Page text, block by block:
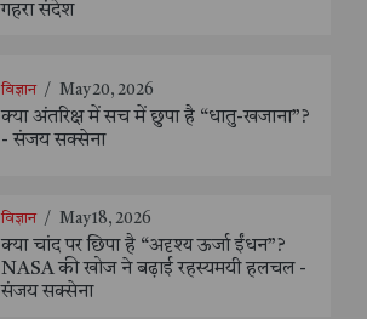
गहरा संदेश
विज्ञान / May 20, 2026
क्या अंतरिक्ष में सच में छुपा है “धातु-खजाना”?
- संजय सक्सेना
विज्ञान / May 18, 2026
क्या चांद पर छिपा है “अदृश्य ऊर्जा ईंधन”?
NASA की खोज ने बढ़ाई रहस्यमयी हलचल -
संजय सक्सेना